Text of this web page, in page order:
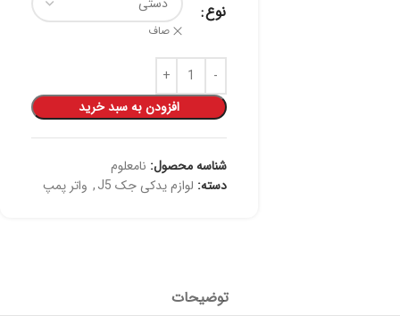
نوع
صاف
افزودن به سبد خرید
شناسه محصول: نامعلوم
دسته: لوازم یدکی جک J5 , واتر پمپ
توضیحات